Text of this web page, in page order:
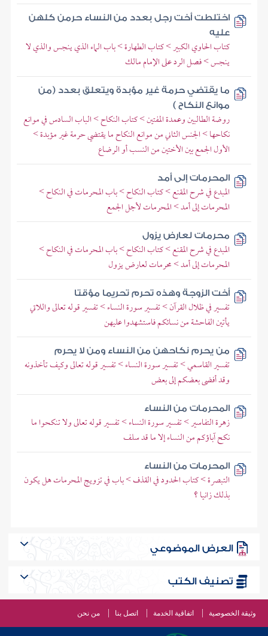
اختلطت أخت رجل بعدد من النساء حرمن كلهن
عليه
كتاب الحاوي الكبير > كتاب الطهارة > باب الماء الذي ينجس والذي لا
ينجس > فصل الرد على الإمام مالك
ما يقتضي حرمة غير مؤبدة ويتعلق بعدد (من
موانع النكاح )
روضة الطالبين وعمدة المفتين > كتاب النكاح > الباب السادس في موانع
نكاحها > الجنس الثاني من موانع النكاح ما يقتضي حرمة غير مؤبدة >
الأول الجمع بين الأختين من النسب أو الرضاع
المحرمات إلى أمد
المبدع في شرح المقنع > كتاب النكاح > باب المحرمات في النكاح >
المحرمات إلى أمد > المحرمات لأجل الجمع
محرمات لعارض يزول
المبدع في شرح المقنع > كتاب النكاح > باب المحرمات في النكاح >
المحرمات إلى أمد > محرمات لعارض يزول
أخت الزوجة وهذه تحرم تحريما مؤقتا
تفسير في ظلال القرآن > تفسير سورة النساء > تفسير قوله تعالى واللاتي
يأتين الفاحشة من نسائكم فاستشهدوا عليهن
من يحرم نكاحهن من النساء ومن لا يحرم
تفسير القاسمي > تفسير سورة النساء > تفسير قوله تعالى وكيف تأخذونه
وقد أفضى بعضكم إلى بعض
المحرمات من النساء
زهرة التفاسير > تفسير سورة النساء > تفسير قوله تعالى ولا تنكحوا ما
نكح آباؤكم من النساء إلا ما قد سلف
المحرمات من النساء
التبصرة > كتاب الحدود في القذف > باب في تزويج المحرمات هل يكون
بذلك زانيا ؟
العرض الموضوعي
تصنيف الكتب
وثيقة الخصوصية اتفاقية الخدمة اتصل بنا من نحن